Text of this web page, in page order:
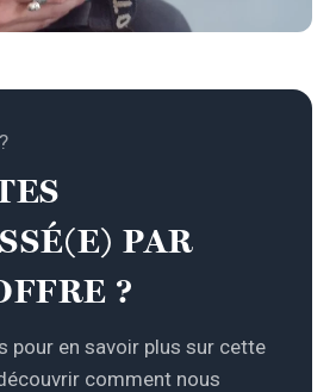
PAR
?
pour en savoir plus sur cette
comment nous